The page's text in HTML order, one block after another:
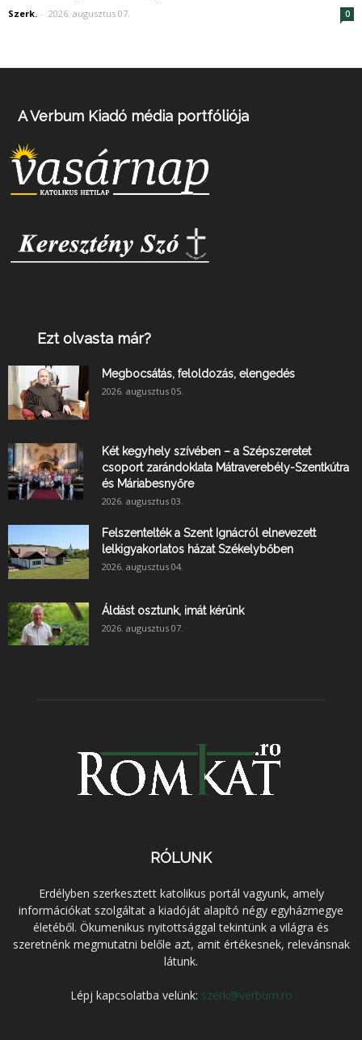
Szerk. - 2026. augusztus 07. 0
A Verbum Kiadó média portfóliója
Ezt olvasta már?
Megbocsátás, feloldozás, elengedés
2026. augusztus 05.
Két kegyhely szívében – a Szépszeretet
csoport zarándoklata Mátraverebély-Szentkútra
és Máriabesnyőre
2026. augusztus 03.
Felszentelték a Szent Ignácról elnevezett
lelkigyakorlatos házat Székelybőben
2026. augusztus 04.
Áldást osztunk, imát kérünk
2026. augusztus 07.
RÓLUNK
Erdélyben szerkesztett katolikus portál vagyunk, amely
információkat szolgáltat a kiadóját alapító négy egyházmegye
életéből. Ökumenikus nyitottsággal tekintünk a világra és
szeretnénk megmutatni belőle azt, amit értékesnek, relevánsnak
látunk.
Lépj kapcsolatba velünk: szerk@verbum.ro